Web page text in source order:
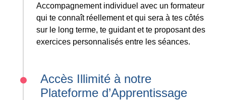
Accompagnement individuel avec un formateur
qui te connaît réellement et qui sera à tes côtés
sur le long terme, te guidant et te proposant des
exercices personnalisés entre les séances.
Accès Illimité à notre
Plateforme d’Apprentissage